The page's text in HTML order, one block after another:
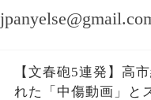
【文春砲5連発】高
れた「中傷動画」と